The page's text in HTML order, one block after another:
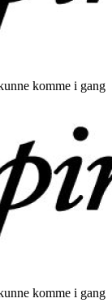
komme i gang
komme i gang